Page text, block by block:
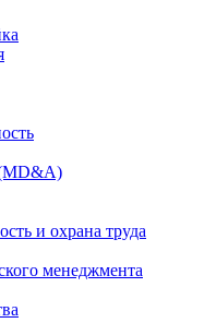
и охрана труда
менеджмента